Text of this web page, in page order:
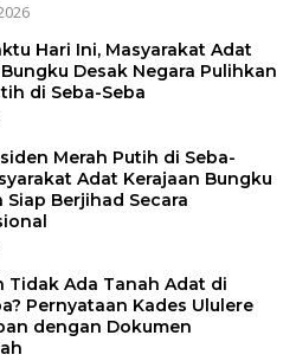
Hari Ini, Masyarakat Adat
Desak Negara Pulihkan
di Seba-Seba
Merah Putih di Seba-
Adat Kerajaan Bungku
Siap Berjihad Secara
Tidak Ada Tanah Adat di
Pernyataan Kades Ululere
dengan Dokumen